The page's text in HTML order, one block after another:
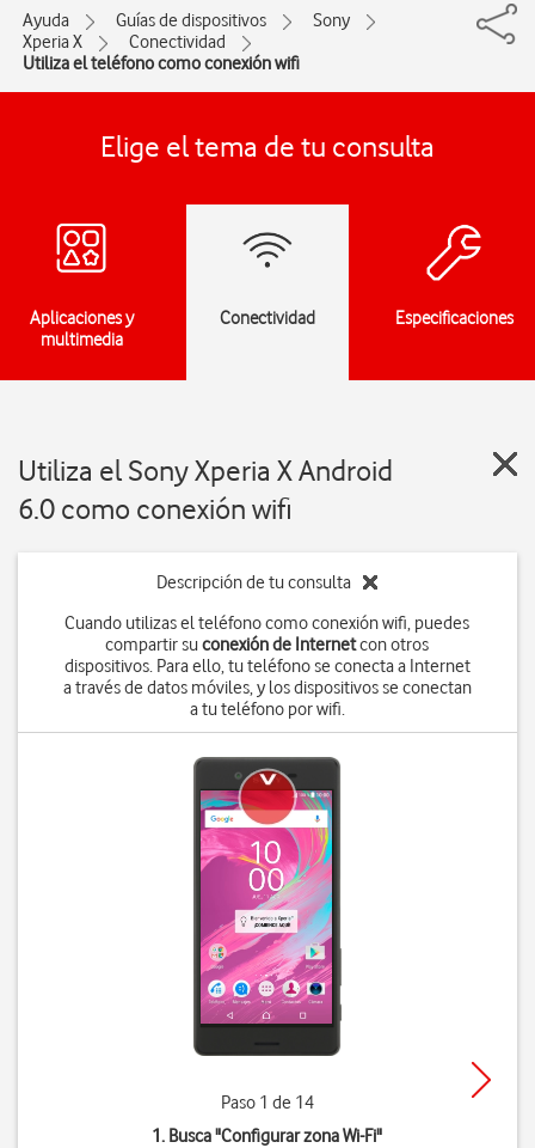
Ayuda Guías de dispositivos
Sony
Xperia X
Conectividad
Utiliza el teléfono como conexión wifi
Elige el tema de tu consulta
Aplicaciones y
multimedia
Conectividad Especificaciones
Utiliza el Sony Xperia X Android
6.0 como conexión wifi
Descripción de tu consulta
Cuando utilizas el teléfono como conexión wifi, puedes
compartir suconexión de Internetcon otros
dispositivos. Para ello, tu teléfono se conecta a Internet
a través de datos móviles, y los dispositivos se conectan
a tu teléfono por wifi.
Paso 1 de 14
1. Busca "Configurar zona Wi-Fi"